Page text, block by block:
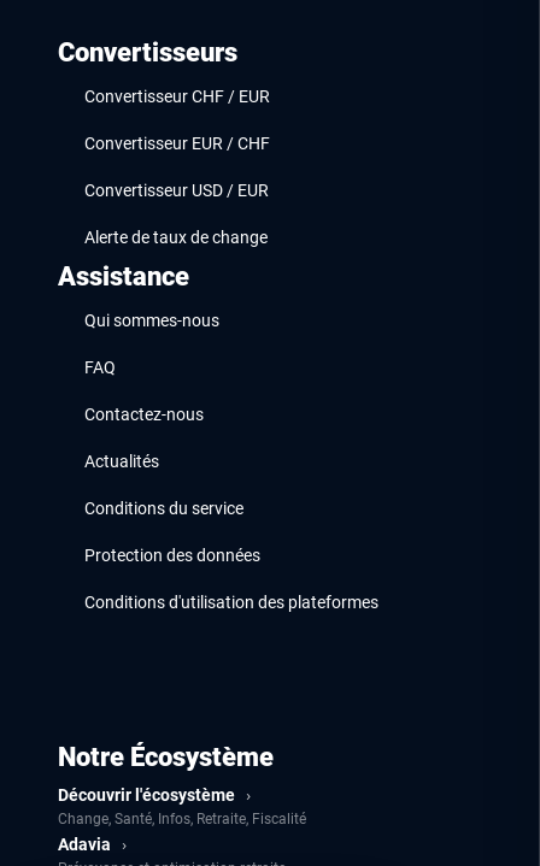
Convertisseurs
Convertisseur CHF / EUR
Convertisseur EUR / CHF
Convertisseur USD / EUR
Alerte de taux de change
Assistance
Qui sommes-nous
FAQ
Contactez-nous
Actualités
Conditions du service
Protection des données
Conditions d'utilisation des plateformes
Notre Écosystème
Découvrir l'écosystème ›
Change, Santé, Infos, Retraite, Fiscalité
Adavia ›